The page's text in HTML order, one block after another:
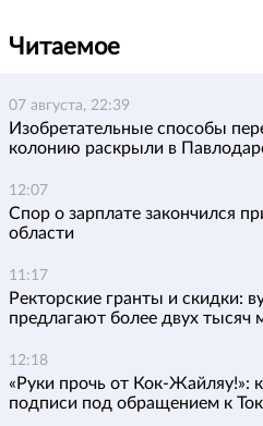
Читаемое
07 августа, 22:39
Изобретательные способы
колонию раскрыли в
12:07
Спор о зарплате закончился
области
11:17
Ректорские гранты и скидки:
предлагают более двух тысяч
12:18
«Руки прочь от Кок-Жайляу!»:
подписи под обращением к